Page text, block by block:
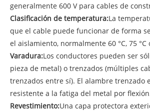
generalmente 600 V para cables de
Clasificación de temperatura:La
que el cable puede funcionar de forma
el aislamiento, normalmente 60 °C, 75 °C
Varadura:Los conductores pueden ser
pieza de metal) o trenzados (múltiples
trenzados entre sí). El alambre trenzado
resistente a la fatiga del metal por
Revestimiento:Una capa protectora